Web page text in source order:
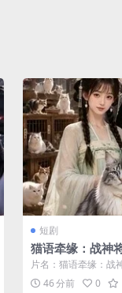
短剧
猫语牵缘：战神
集）AI短剧
片名：猫语牵缘：战
I短剧 (2026) 分类：短
46 分前 0